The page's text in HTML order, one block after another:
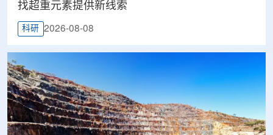
找超重元素提供新线索
科研 2026-08-08